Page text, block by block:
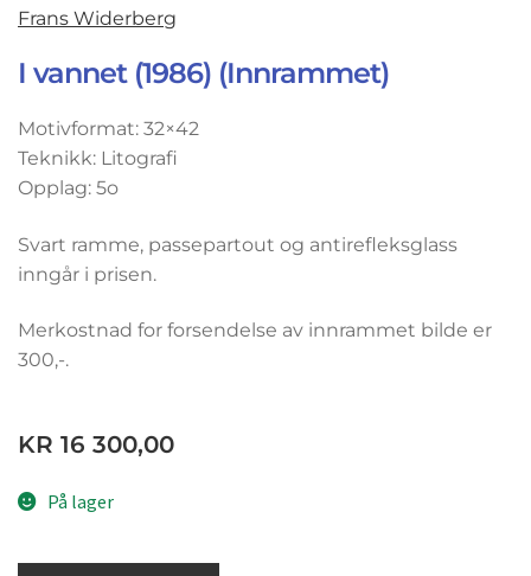
Frans Widerberg
I vannet (1986) (Innrammet)
Motivformat: 32×42
Teknikk: Litografi
Opplag: 5o
Svart ramme, passepartout og antirefleksglass
inngår i prisen.
Merkostnad for forsendelse av innrammet bilde er
300,-.
KR 16 300,00
På lager